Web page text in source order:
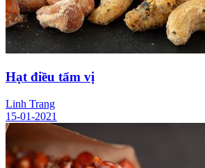
Hạt điều tẩm vị
Linh Trang
15-01-2021